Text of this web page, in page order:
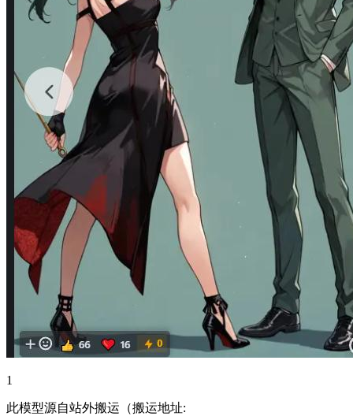
1
此模型源自站外搬运（搬运地址: